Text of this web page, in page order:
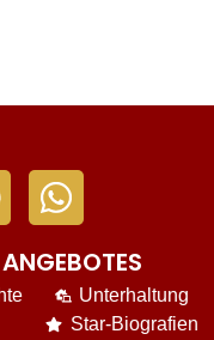
Unterhaltung
Star-Biografien